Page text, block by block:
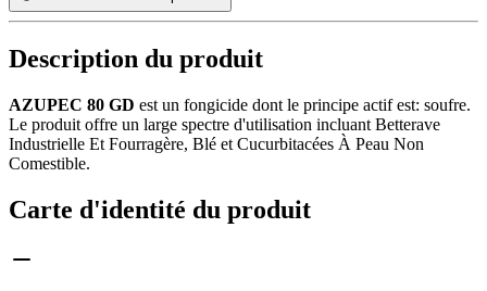
Description du produit
AZUPEC 80 GD est un fongicide dont le principe actif est: soufre.
Le produit offre un large spectre d'utilisation incluant Betterave
Industrielle Et Fourragère, Blé et Cucurbitacées À Peau Non
Comestible.
Carte d'identité du produit